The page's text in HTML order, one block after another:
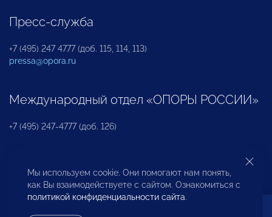
Пресс-служба
+7 (495) 247 4777 (доб. 115, 114, 113)
pressa@opora.ru
Международный отдел «ОПОРЫ РОССИИ»
+7 (495) 247-4777 (доб. 126)
Бюро по защите прав предпринимателей и
инвесторов
Мы используем cookie. Они помогают нам понять,
как Вы взаимодействуете с сайтом. Ознакомиться с
политикой конфиденциальности сайта.